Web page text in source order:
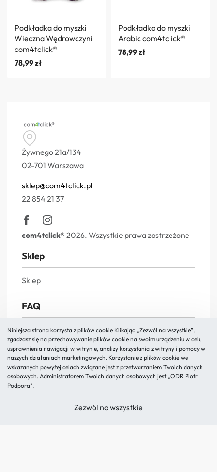
Podkładka do myszki
Wieczna Wędrowczyni
com4tclick®
78,99zł
Podkładka do myszki
Arabic com4tclick®
78,99zł
Żywnego 21a/134
02-701 Warszawa
sklep@com4tclick.pl
22 854 21 37
com4tclick® 2026. Wszystkie prawa zastrzeżone
Sklep
Sklep
FAQ
FAQs
Reklamacja i zwroty
Polityka prywatności
Regulamin
Niniejsza strona korzysta z plików cookie Klikając „Zezwól na wszystkie”,
zgadzasz się na przechowywanie plików cookie na swoim urządzeniu w celu
usprawnienia nawigacji w witrynie, analizy korzystania z witryny i pomocy w
naszych działaniach marketingowych. Korzystanie z plików cookie we
wskazanych powyżej celach związane jest z przetwarzaniem Twoich danych
osobowych. Administratorem Twoich danych osobowych jest „ODR Piotr
Podpora”.
Zezwól na wszystkie